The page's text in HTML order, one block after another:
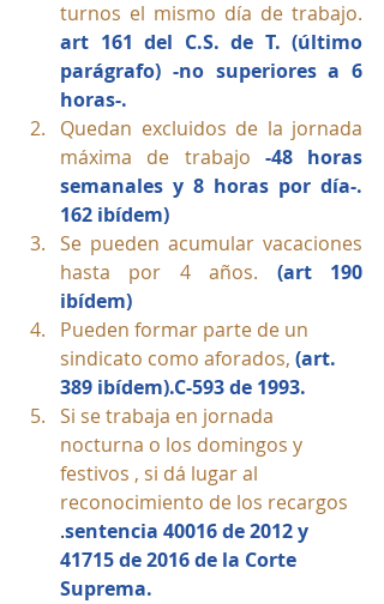
art 161 del C.S. de T. (último
parágrafo) -no superiores a 6
horas-.
Quedan excluidos de la jornada
máxima de trabajo -48 horas
semanales y 8 horas por día-.
162 ibídem)
Se pueden acumular vacaciones
hasta por 4 años. (art 190
ibídem)
Pueden formar parte de un
sindicato como aforados, (art.
389 ibídem).C-593 de 1993.
Si se trabaja en jornada
nocturna o los domingos y
festivos , si dá lugar al
reconocimiento de los recargos
.sentencia 40016 de 2012 y
41715 de 2016 de la Corte
Suprema.